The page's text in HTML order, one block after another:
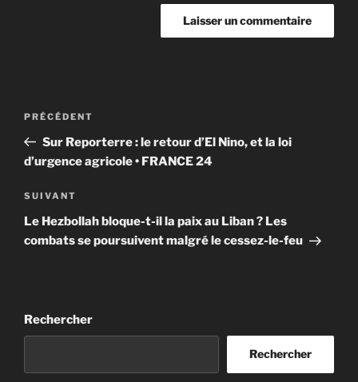
Navigation
l’article
Article
précédent
PRÉCÉDENT
Sur Reporterre : le retour d’El Nino, et la loi
d’urgence agricole • FRANCE 24
Article
suivant
SUIVANT
Le Hezbollah bloque-t-il la paix au Liban ? Les
combats se poursuivent malgré le cessez-le-feu
Rechercher
Rechercher